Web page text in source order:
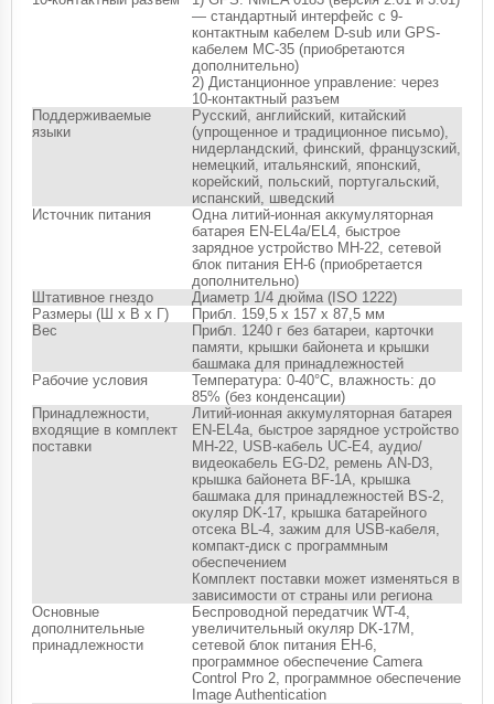
— стандартный интерфейс с 9-
контактным кабелем D-sub или GPS-
кабелем MC-35 (приобретаются
дополнительно)
2) Дистанционное управление: через
10-контактный разъем
Поддерживаемые
языки
Русский, английский, китайский
(упрощенное и традиционное письмо),
нидерландский, финский, французский,
немецкий, итальянский, японский,
корейский, польский, португальский,
испанский, шведский
Источник питания
Одна литий-ионная аккумуляторная
батарея EN-EL4a/EL4, быстрое
зарядное устройство MH-22, сетевой
блок питания EH-6 (приобретается
дополнительно)
Штативное гнездо
Диаметр 1/4 дюйма (ISO 1222)
Размеры (Ш х В х Г)
Прибл. 159,5 x 157 x 87,5 мм
Вес
Прибл. 1240 г без батареи, карточки
памяти, крышки байонета и крышки
башмака для принадлежностей
Рабочие условия
Температура: 0-40°C, влажность: до
85% (без конденсации)
Принадлежности,
входящие в комплект
поставки
Литий-ионная аккумуляторная батарея
EN-EL4a, быстрое зарядное устройство
MH-22, USB-кабель UC-E4, аудио/
видеокабель EG-D2, ремень AN-D3,
крышка байонета BF-1A, крышка
башмака для принадлежностей BS-2,
окуляр DK-17, крышка батарейного
отсека BL-4, зажим для USB-кабеля,
компакт-диск с программным
обеспечением
Комплект поставки может изменяться в
зависимости от страны или региона
Основные
дополнительные
принадлежности
Беспроводной передатчик WT-4,
увеличительный окуляр DK-17M,
сетевой блок питания EH-6,
программное обеспечение Camera
Control Pro 2, программное обеспечение
Image Authentication